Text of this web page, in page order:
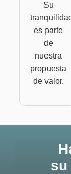
Su
es parte
de
nuestra
propuesta
de valor.
su